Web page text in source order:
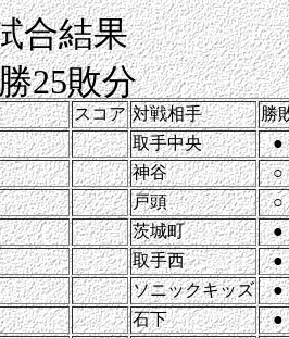
合結果
25敗分
スコア 対戦相手
勝
取手中央
●
神谷
○
戸頭
○
茨城町
●
取手西
●
ソニックキッズ
●
石下
●